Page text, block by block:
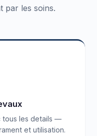
par les soins.
tous les details —
et utilisation.